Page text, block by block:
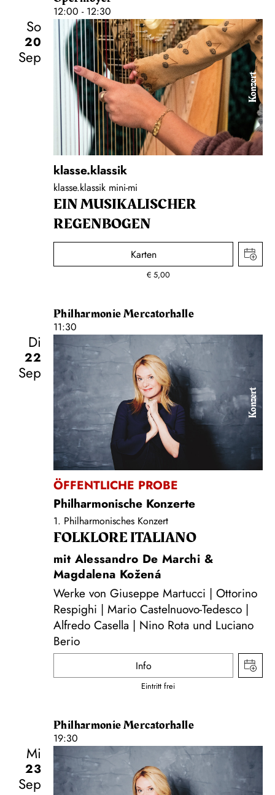
12:00 - 12:30
So
20
Sep
Konzert
klasse.klassik
klasse.klassik mini-mi
EIN MUSIKALISCHER
REGENBOGEN
Karten
€ 5,00
Philharmonie Mercatorhalle
11:30
Di
22
Sep
Konzert
ÖFFENTLICHE PROBE
Philharmonische Konzerte
1. Philharmonisches Konzert
FOLKLORE ITALIANO
mit Alessandro De Marchi &
Magdalena Kožená
Werke von Giuseppe Martucci | Ottorino
Respighi | Mario Castelnuovo-Tedesco |
Alfredo Casella | Nino Rota und Luciano
Berio
Info
Eintritt frei
Philharmonie Mercatorhalle
19:30
Mi
23
Sep